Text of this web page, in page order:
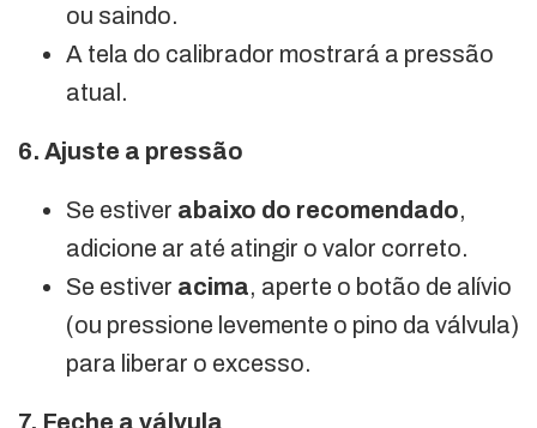
ou saindo.
A tela do calibrador mostrará a pressão
atual.
6. Ajuste a pressão
Se estiver abaixo do recomendado,
adicione ar até atingir o valor correto.
Se estiver acima, aperte o botão de alívio
(ou pressione levemente o pino da válvula)
para liberar o excesso.
7. Feche a válvula